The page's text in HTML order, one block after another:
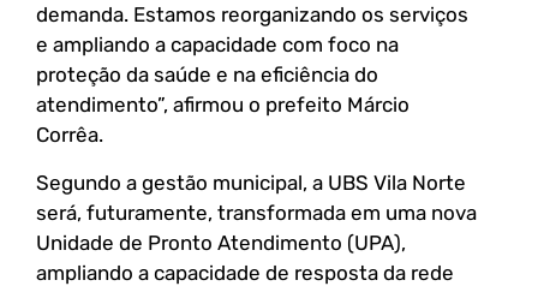
demanda. Estamos reorganizando os serviços
e ampliando a capacidade com foco na
proteção da saúde e na eficiência do
atendimento”, afirmou o prefeito Márcio
Corrêa.
Segundo a gestão municipal, a UBS Vila Norte
será, futuramente, transformada em uma nova
Unidade de Pronto Atendimento (UPA),
ampliando a capacidade de resposta da rede